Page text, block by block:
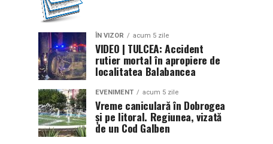
ÎN VIZOR acum 5 zile
VIDEO | TULCEA: Accident
rutier mortal în apropiere de
localitatea Balabancea
EVENIMENT acum 5 zile
Vreme caniculară în Dobrogea
și pe litoral. Regiunea, vizată
de un Cod Galben